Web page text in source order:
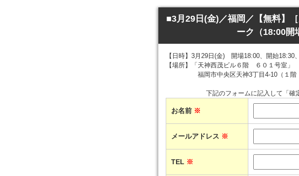
■3月29日(金)／福岡／【無料】
ーク（18:00開
【日時】3月29日(金) 開場18:00、開始18:30
【場所】「天神西茂ビル６階 ６０１号室」
福岡市中央区天神3丁目4-10（１階 ロ
下記のフォームに記入して「確
お名前 ※
メールアドレス ※
TEL ※